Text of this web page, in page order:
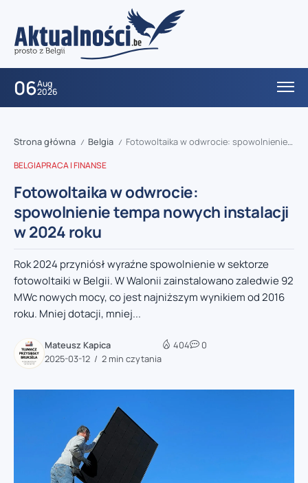
06Aug
2026
Strona główna / Belgia / Fotowoltaika w odwrocie: spowolnienie tempa nowych instalacji w 2024 roku
BELGIAPRACA I FINANSE
Fotowoltaika w odwrocie:
spowolnienie tempa nowych instalacji
w 2024 roku
Rok 2024 przyniósł wyraźne spowolnienie w sektorze
fotowoltaiki w Belgii. W Walonii zainstalowano zaledwie 92
MWc nowych mocy, co jest najniższym wynikiem od 2016
roku. Mniej dotacji, mniej...
Mateusz Kapica
2025-03-12
2 min czytania
404 0